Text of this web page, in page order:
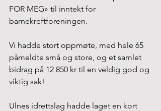
FOR MEG» til inntekt for
barnekreftforeningen.
Vi hadde stort oppmøte, med hele 65
påmeldte små og store, og et samlet
bidrag på 12 850 kr til en veldig god og
viktig sak!
Ulnes idrettslag hadde laget en kort